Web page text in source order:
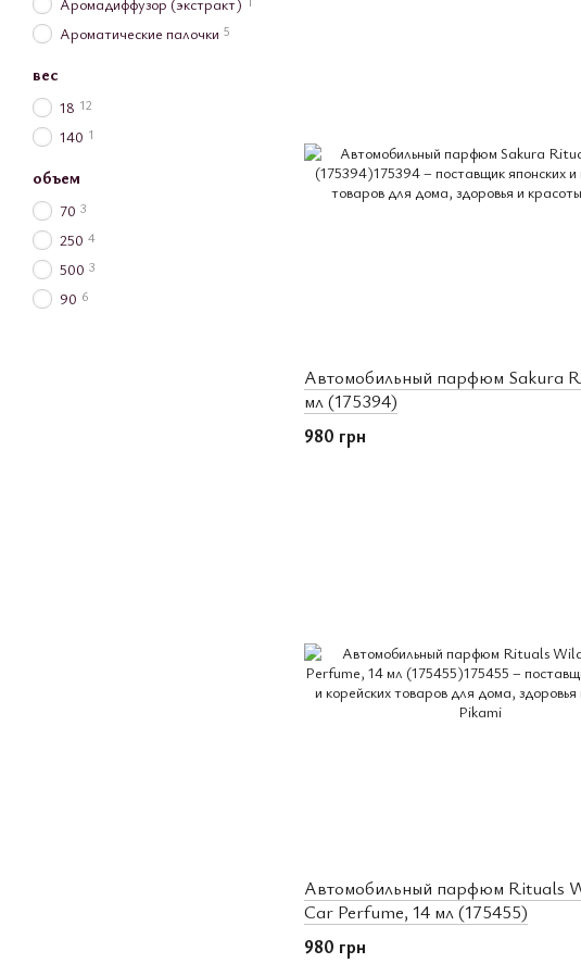
Автомобильный парфюм Sakura
мл (175394)
980 грн
Автомобильный парфюм Rituals
Car Perfume, 14 мл (175455)
980 грн
Ароматические палочки 5
вес
18 12
140 1
объем
70 3
250 4
500 3
90 6